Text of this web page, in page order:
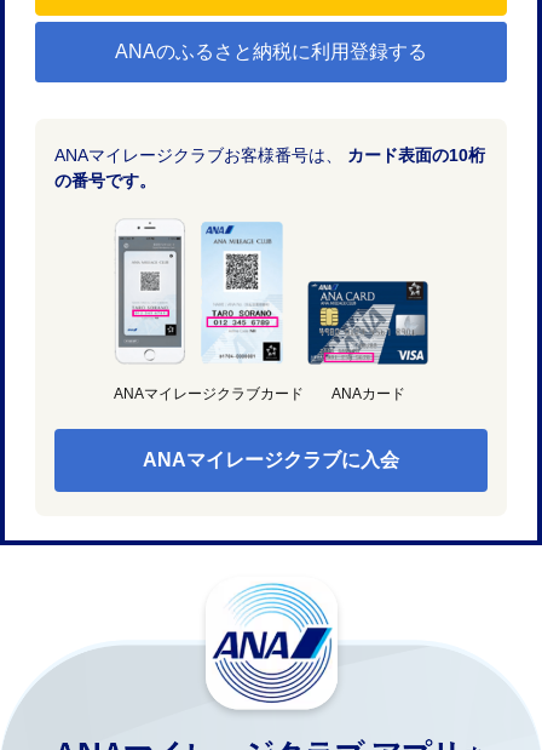
ANAのふるさと納税に利用登録する
ANAマイレージクラブお客様番号は、 カード表面の10桁
の番号です。
ANAマイレージクラブカード ANAカード
ANAマイレージクラブに入会